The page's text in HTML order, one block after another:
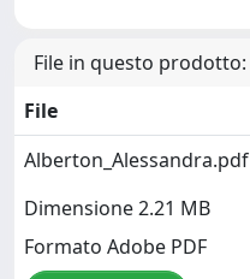
File in questo prodotto:
File
Alberton_Alessandra.pdf
Dimensione 2.21 MB
Formato Adobe PDF